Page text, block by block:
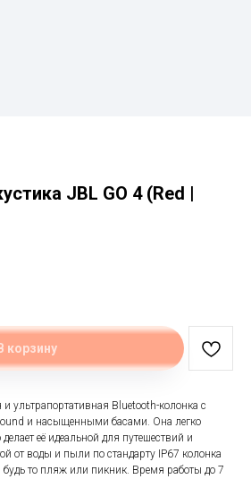
JBL GO 4 (Red |
В корзину
ультрапортативная Bluetooth-колонка с
и насыщенными басами. Она легко
её идеальной для путешествий и
от воды и пыли по стандарту IP67 колонка
то пляж или пикник. Время работы до 7